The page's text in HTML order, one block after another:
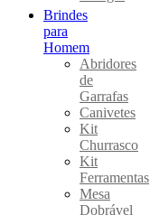
Brindes
para
Homem
Abridores
de
Garrafas
Canivetes
Kit
Churrasco
Kit
Ferramentas
Mesa
Dobrável